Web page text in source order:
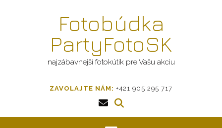
Fotobúdka
PartyFotoSK
najzábavnejší fotokútik pre Vašu akciu
ZAVOLAJTE NÁM: +421 905 295 717